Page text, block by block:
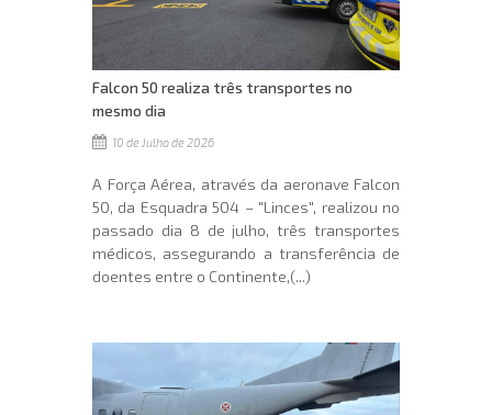
Falcon 50 realiza três transportes no
mesmo dia
10 de Julho de 2026
A Força Aérea, através da aeronave Falcon
50, da Esquadra 504 – "Linces", realizou no
passado dia 8 de julho, três transportes
médicos, assegurando a transferência de
doentes entre o Continente,(...)